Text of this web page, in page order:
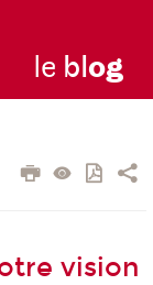
le blog
vision